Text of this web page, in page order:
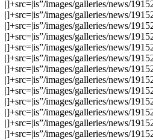
|]+src=|is”/images/galleries/news/
|]+src=|is”/images/galleries/news/
|]+src=|is”/images/galleries/news/
|]+src=|is”/images/galleries/news/
|]+src=|is”/images/galleries/news/
|]+src=|is”/images/galleries/news/
|]+src=|is”/images/galleries/news/
|]+src=|is”/images/galleries/news/
|]+src=|is”/images/galleries/news/
|]+src=|is”/images/galleries/news/
|]+src=|is”/images/galleries/news/
|]+src=|is”/images/galleries/news/
|]+src=|is”/images/galleries/news/